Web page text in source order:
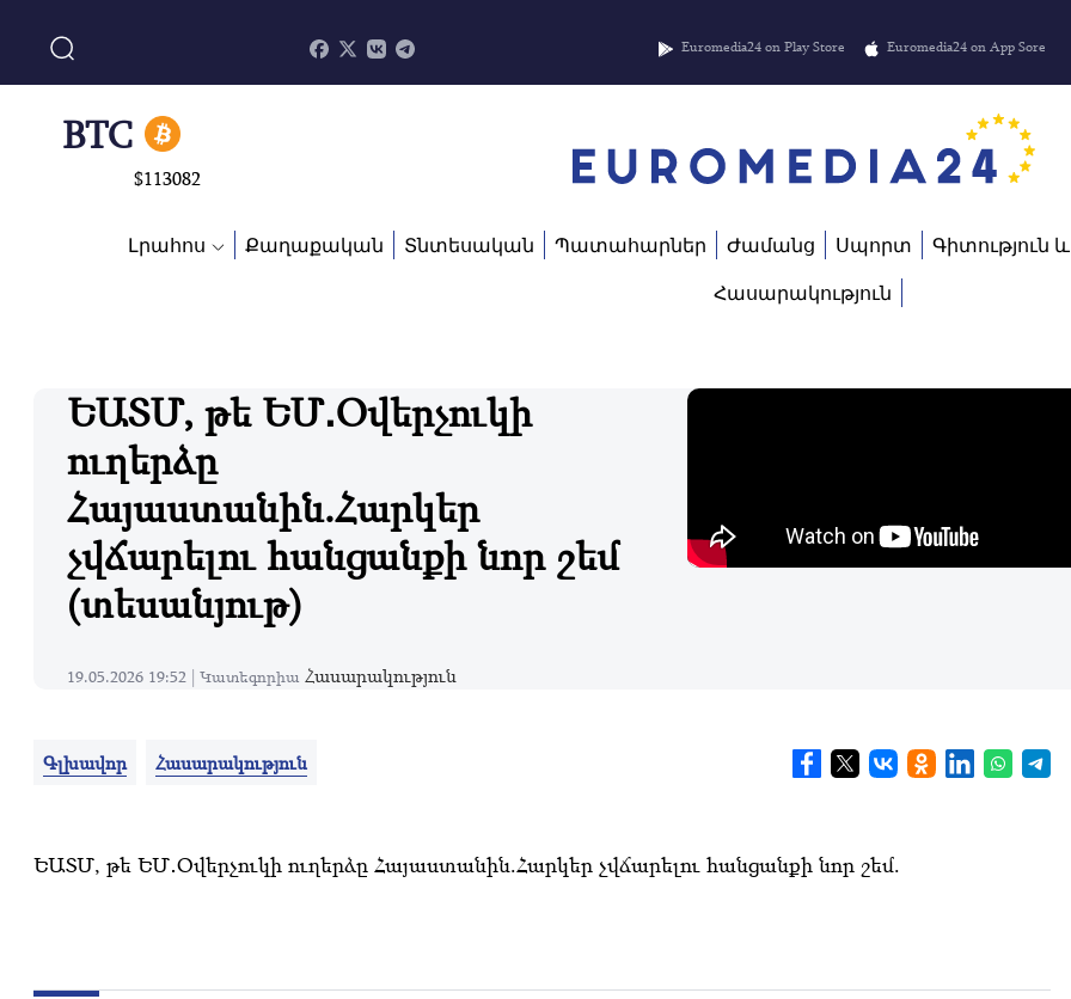
Euromedia24 on Play Store Euromedia24 on App Sore
BTC
ADA
$0.868816
Լրահոս Քաղաքական Տնտեսական Պատահարներ Ժամանց Սպորտ Գիտություն
Հասարակություն
ԵԱՏՄ, թե ԵՄ․Օվերչուկի
ուղերձը
Հայաստանին.Հարկեր
չվճարելու հանցանքի նոր շեմ
(տեսանյութ)
19.05.2026 19:52 | Կատեգորիա Հասարակություն
Գլխավոր Հասարակություն
ԵԱՏՄ, թե ԵՄ․Օվերչուկի ուղերձը Հայաստանին.Հարկեր չվճարելու հանցանքի նոր շեմ.